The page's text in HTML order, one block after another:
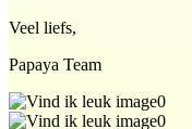
Veel liefs,
Papaya Team
0
0